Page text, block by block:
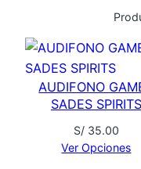
C
E
AUDIFONO
SADES SPIRITS
S/35.00
Ver Opciones